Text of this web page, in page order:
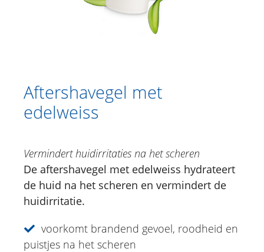
Voetverzorging
JUST FOR MEN shower gel
JUST FOR MEN deo roll-on
Sun Care
Specialiteiten
Deo's
Aftershavegel met
edelweiss
Vermindert huidirritaties na het scheren
De aftershavegel met edelweiss hydrateert
de huid na het scheren en vermindert de
huidirritatie.
voorkomt brandend gevoel, roodheid en
puistjes na het scheren